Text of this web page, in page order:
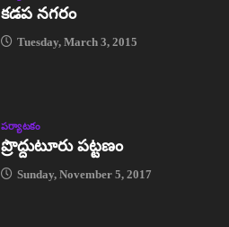
కడప నగరం
Tuesday, March 3, 2015
పర్యాటకం
ప్రొద్దుటూరు పట్టణం
Sunday, November 5, 2017